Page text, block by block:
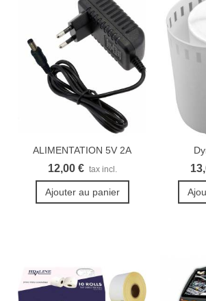
ALIMENTATION 5V 2A
3.5X1.35MM
12,00 € tax incl.
Ajouter au panier